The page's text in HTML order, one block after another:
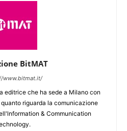
BitMAT
www.bitmat.it/
editrice che ha sede a Milano con
riguarda la comunicazione
& Communication